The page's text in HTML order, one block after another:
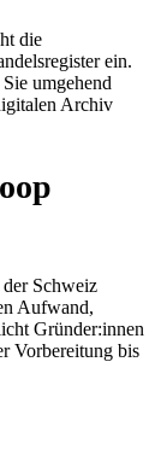
die
ein.
umgehend
Archiv
Schweiz
Aufwand,
Gründer:innen
Vorbereitung bis